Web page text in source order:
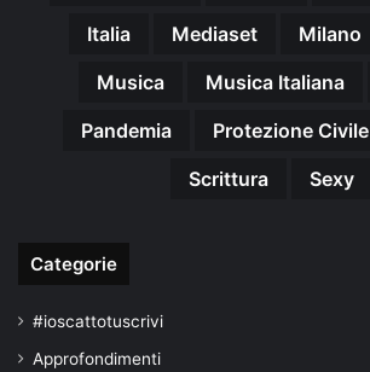
Italia
Mediaset Milano
Musica
Musica Italiana
Pandemia
Protezione Civile
Scrittura
Sexy
Categorie
#ioscattotuscrivi
Approfondimenti